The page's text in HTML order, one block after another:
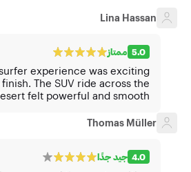
Lina Hassan
5.0 ممتاز
experience was exciting
The SUV ride across the
felt powerful and smooth
Thomas Müller
4.0 جيد جدًا